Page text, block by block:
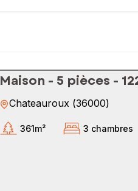
Maison - 5 pièces -
Chateauroux (36000)
361m² 3 chambres